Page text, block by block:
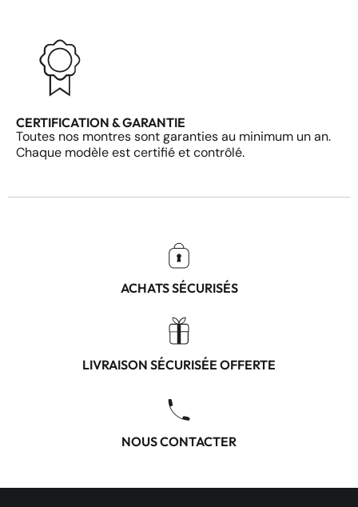
CERTIFICATION & GARANTIE
Toutes nos montres sont garanties au minimum un an.
Chaque modèle est certifié et contrôlé.
ACHATS SÉCURISÉS
LIVRAISON SÉCURISÉE OFFERTE
NOUS CONTACTER